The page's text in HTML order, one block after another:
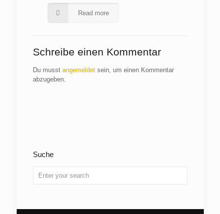
Read more
Schreibe einen Kommentar
Du musst angemeldetsein, um einen Kommentar
abzugeben.
Suche